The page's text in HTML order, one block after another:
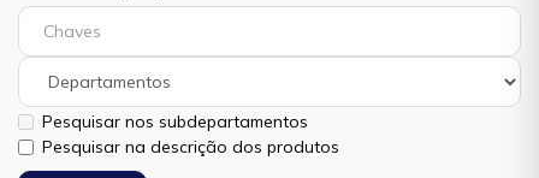
Pesquisar nos subdepartamentos
Pesquisar na descrição dos produtos